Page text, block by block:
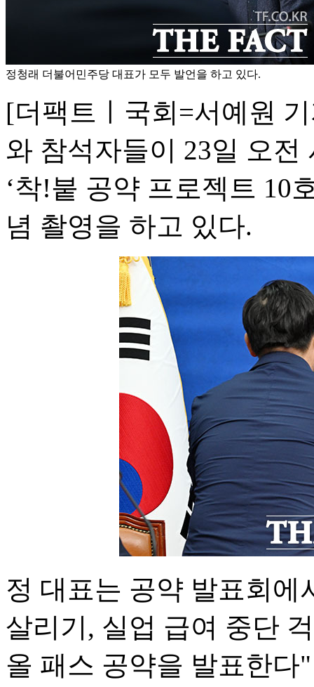
정청래 더불어민주당 대표가 모두 발언을 하고 있다.
[더팩트ㅣ국회=서예원
와 참석자들이 23일 오
‘착!붙 공약 프로젝트 10
념 촬영을 하고 있다.
정 대표는 공약 발표회에
살리기, 실업 급여 중단
올 패스 공약을 발표한